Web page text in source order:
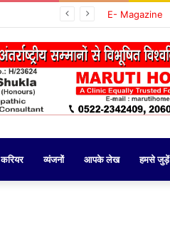
E- Magazine
करियर व्यंजनों आपके लेख हमसे जुड़ें